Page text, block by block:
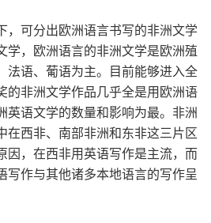
，可分出欧洲语言书写的非洲文学
学，欧洲语言的非洲文学是欧洲殖
法语、葡语为主。目前能够进入全
的非洲文学作品几乎全是用欧洲语
英语文学的数量和影响为最。非洲
在西非、南部非洲和东非这三片区
因，在西非用英语写作是主流，而
写作与其他诸多本地语言的写作呈